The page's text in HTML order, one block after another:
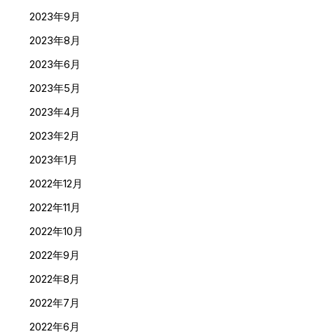
2023年9月
2023年8月
2023年6月
2023年5月
2023年4月
2023年2月
2023年1月
2022年12月
2022年11月
2022年10月
2022年9月
2022年8月
2022年7月
2022年6月